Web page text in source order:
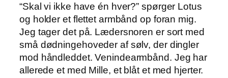
“Skal vi ikke have én hver?” spørger Lotus
og holder et flettet armbånd op foran mig.
Jeg tager det på. Lædersnoren er sort med
små dødningehoveder af sølv, der dingler
mod håndleddet. Venindearmbånd. Jeg har
allerede et med Mille, et blåt et med hjerter.